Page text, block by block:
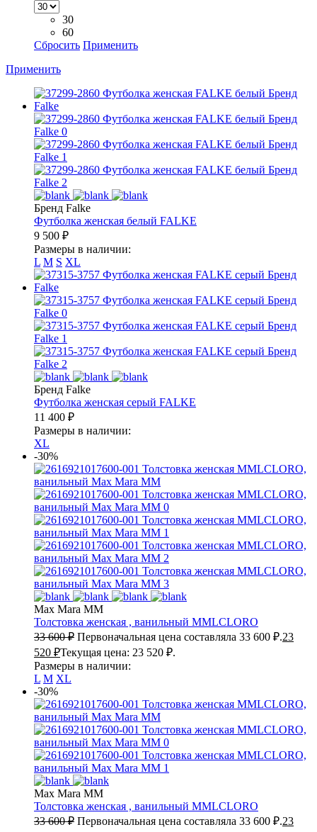
30
60
Сбросить Применить
Применить
Бренд Falke
Футболка женская белый FALKE
9 500 ₽
Размеры в наличии:
L M S XL
Бренд Falke
Футболка женская серый FALKE
11 400 ₽
Размеры в наличии:
XL
-30%
Max Mara MM
Толстовка женская , ванильный MMLCLORO
33 600₽ Первоначальная цена составляла 33 600 ₽.23
520 ₽Текущая цена: 23 520 ₽.
Размеры в наличии:
L M XL
-30%
Max Mara MM
Толстовка женская , ванильный MMLCLORO
33 600₽ Первоначальная цена составляла 33 600 ₽.23